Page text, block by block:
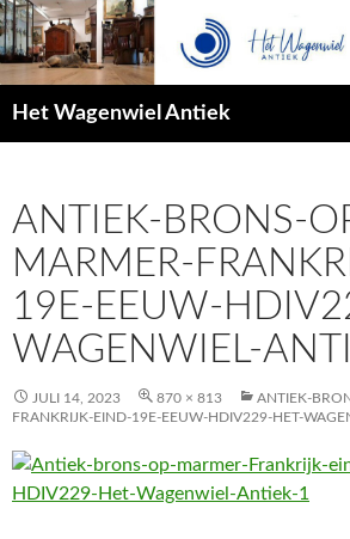
Het Wagenwiel Antiek
ANTIEK-BRONS-
MARMER-
19E-EEUW-
WAGENWIEL-
JULI 14, 2023 870 × 813
ANTIEK-
FRANKRIJK-EIND-19E-EEUW-HDIV229-HET-